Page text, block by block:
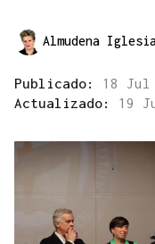
Almudena
Publicado: 18 Jul
Actualizado: 19